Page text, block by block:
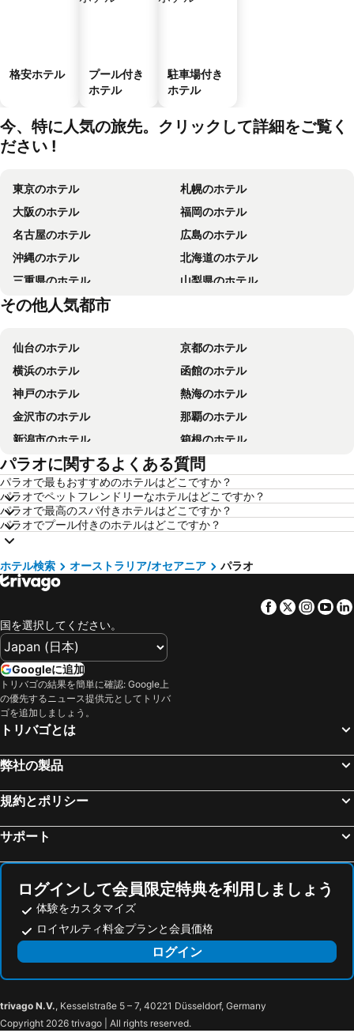
格安ホテル
プール付き
ホテル
駐車場付き
ホテル
今、特に人気の旅先。クリックして詳細をご覧く
ださい !
東京のホテル
札幌のホテル
大阪のホテル
福岡のホテル
名古屋のホテル
広島のホテル
沖縄のホテル
北海道のホテル
三重県のホテル
山梨県のホテル
国内のホテル
その他人気都市
仙台のホテル
京都のホテル
横浜のホテル
函館のホテル
神戸のホテル
熱海のホテル
金沢市のホテル
那覇のホテル
新潟市のホテル
箱根のホテル
熊本のホテル
軽井沢のホテル
ソウルのホテル
高知のホテル
別府のホテル
鹿児島のホテル
岡山のホテル
長崎のホテル
東京都のホテル
関東地方のホテル
近畿地方のホテル
石川県のホテル
兵庫県のホテル
群馬県のホテル
愛知県のホテル
栃木のホテル
山口のホテル
神奈川県のホテル
岩手県のホテル
パラオに関するよくある質問
パラオで最もおすすめのホテルはどこですか？
パラオでペットフレンドリーなホテルはどこですか？
パラオで最高のスパ付きホテルはどこですか？
パラオでプール付きのホテルはどこですか？
ホテル検索 オーストラリア/オセアニア パラオ
Facebook
Twitter
国を選択してください。
Googleに追加
トリバゴの結果を簡単に確認: Google上
の優先するニュース提供元としてトリバ
ゴを追加しましょう。
トリバゴとは
弊社の製品
規約とポリシー
サポート
ログインして会員限定特典を利用しましょう
体験をカスタマイズ
ロイヤルティ料金プランと会員価格
ログイン
trivago N.V., Kesselstraße 5 – 7, 40221 Düsseldorf, Germany
Copyright 2026 trivago | All rights reserved.